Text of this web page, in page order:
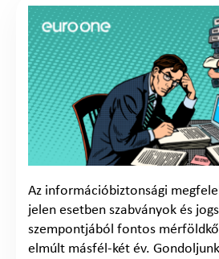
Az információbiztonsági
jelen esetben szabványok és
szempontjából fontos
elmúlt másfél-két év. Gondoljunk